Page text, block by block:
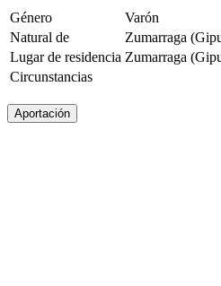
Género
Varón
Natural de
Zumarraga
Lugar de residencia Zumarraga
Circunstancias